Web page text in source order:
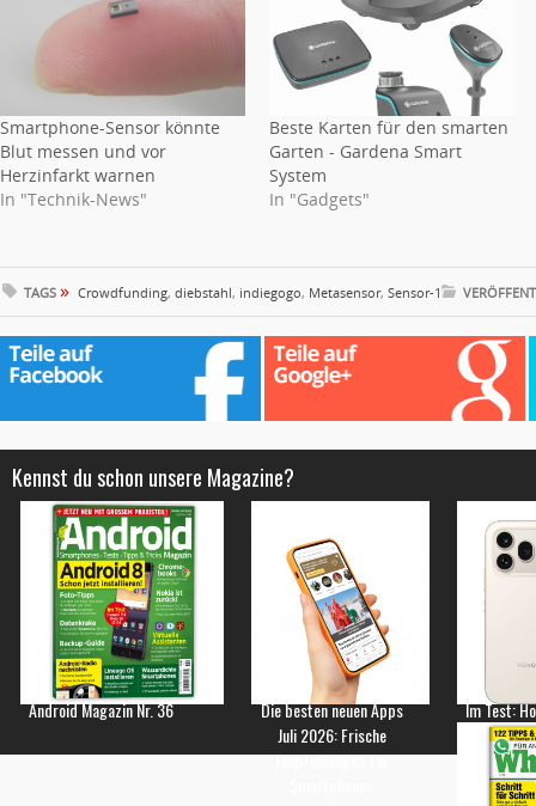
Smartphone-Sensor könnte
Blut messen und vor
Herzinfarkt warnen
In "Technik-News"
Beste Karten für den smarten
Garten - Gardena Smart
System
In "Gadgets"
TAGS » Crowdfunding, diebstahl, indiegogo, Metasensor, Sensor-1
Kennst du schon unsere Magazine?
Android Magazin Nr. 36
Die besten neuen Apps
Juli 2026: Frische
Empfehlungen für
Im Test: